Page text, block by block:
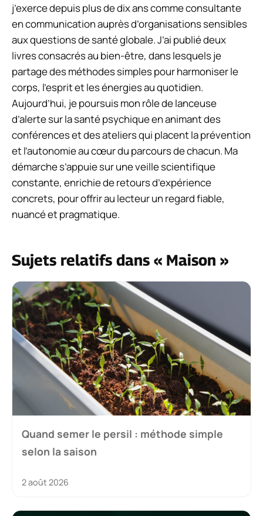
j’exerce depuis plus de dix ans comme consultante
en communication auprès d’organisations sensibles
aux questions de santé globale. J’ai publié deux
livres consacrés au bien-être, dans lesquels je
partage des méthodes simples pour harmoniser le
corps, l’esprit et les énergies au quotidien.
Aujourd’hui, je poursuis mon rôle de lanceuse
d’alerte sur la santé psychique en animant des
conférences et des ateliers qui placent la prévention
et l’autonomie au cœur du parcours de chacun. Ma
démarche s’appuie sur une veille scientifique
constante, enrichie de retours d’expérience
concrets, pour offrir au lecteur un regard fiable,
nuancé et pragmatique.
Sujets relatifs dans « Maison »
Quand semer le persil : méthode simple
selon la saison
2 août 2026